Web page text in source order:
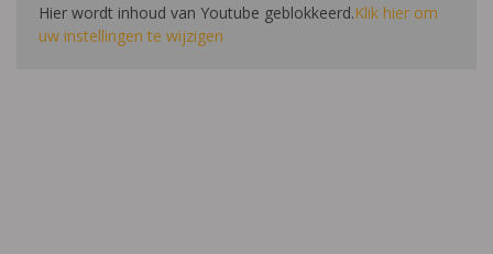
Hier wordt inhoud van Youtube geblokkeerd.Klik hier om
uw instellingen te wijzigen